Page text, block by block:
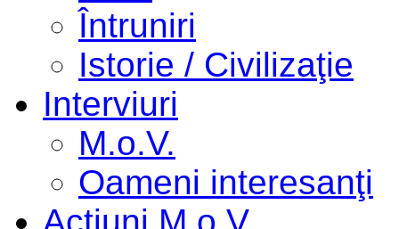
Întruniri
Istorie / Civilizaţie
Interviuri
M.o.V.
Oameni interesanţi
Acţiuni M.o.V.